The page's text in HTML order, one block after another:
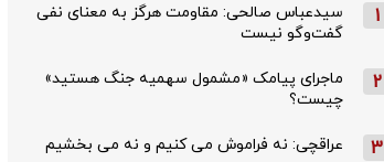
1
سیدعباس صالحی: مقاومت هرگز به معنای نفی
گفت‌وگو نیست
2
ماجرای پیامک «مشمول سهمیه جنگ هستید»
چیست؟
3 عراقچی: نه فراموش می کنیم و نه می بخشیم